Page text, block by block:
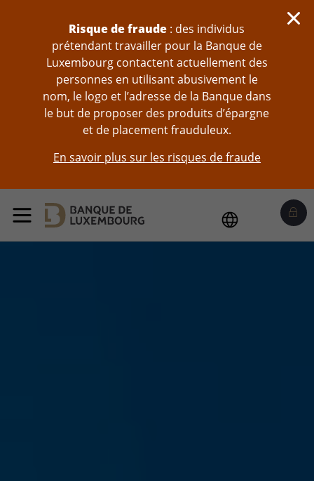
Risque de fraude : des individus
prétendant travailler pour la Banque de
Luxembourg contactent actuellement des
personnes en utilisant abusivement le
nom, le logo et l’adresse de la Banque dans
le but de proposer des produits d’épargne
et de placement frauduleux.
En savoir plus sur les risques de fraude